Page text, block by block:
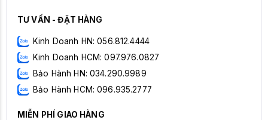
TƯ VẤN - ĐẶT HÀNG
Kinh Doanh HN: 056.812.4444
Kinh Doanh HCM: 097.976.0827
Bảo Hành HN: 034.290.9989
Bảo Hành HCM: 096.935.2777
MIỄN PHÍ GIAO HÀNG